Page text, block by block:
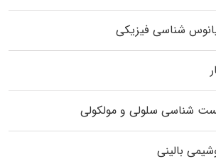
شناسی فیزیکی
شناسی سلولی و مولکولی
بالینی